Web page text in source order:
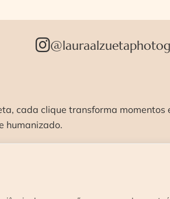
cada clique transforma
humanizado.